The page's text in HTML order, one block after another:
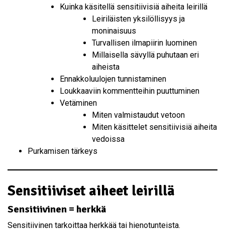
Kuinka käsitellä sensitiivisiä aiheita leirillä
Leiriläisten yksilöllisyys ja
moninaisuus
Turvallisen ilmapiirin luominen
Millaisella sävyllä puhutaan eri
aiheista
Ennakkoluulojen tunnistaminen
Loukkaaviin kommentteihin puuttuminen
Vetäminen
Miten valmistaudut vetoon
Miten käsittelet sensitiivisiä aiheita
vedoissa
Purkamisen tärkeys
Sensitiiviset aiheet leirillä
Sensitiivinen = herkkä
Sensitiivinen tarkoittaa herkkää tai hienotunteista.